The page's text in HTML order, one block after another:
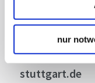
nur
Kontakt
Cookies
Impressum
stuttgart.de